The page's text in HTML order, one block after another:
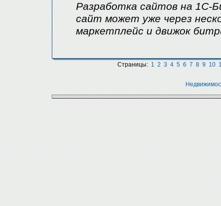
Разработка сайтов на 1С-
сайт может уже через
маркетплейс и движок
Страницы: 1 2 3 4 5 6 7 8 9 10